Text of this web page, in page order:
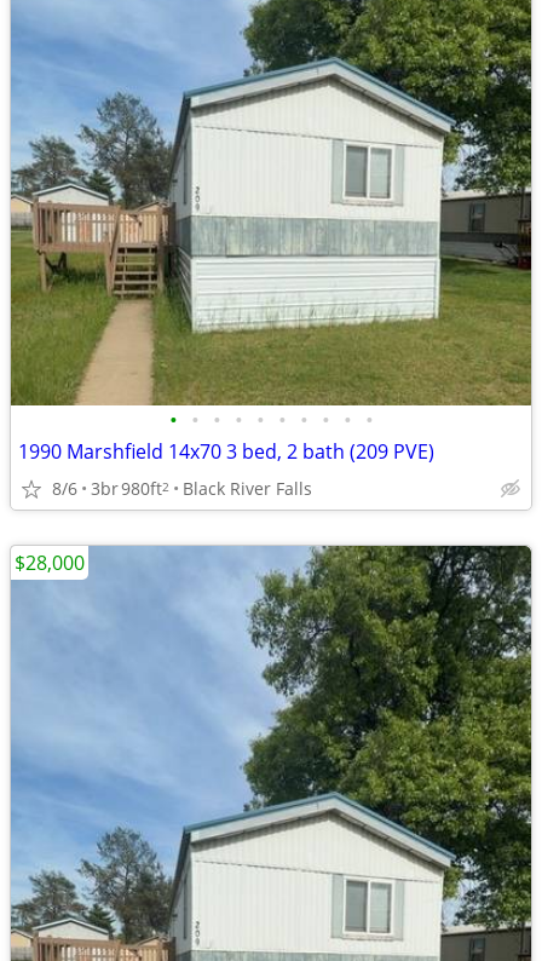
• • • • • • • • • •
1990 Marshfield 14x70 3 bed, 2 bath (209 PVE)
8/6 3br980ft2 Black River Falls
$28,000